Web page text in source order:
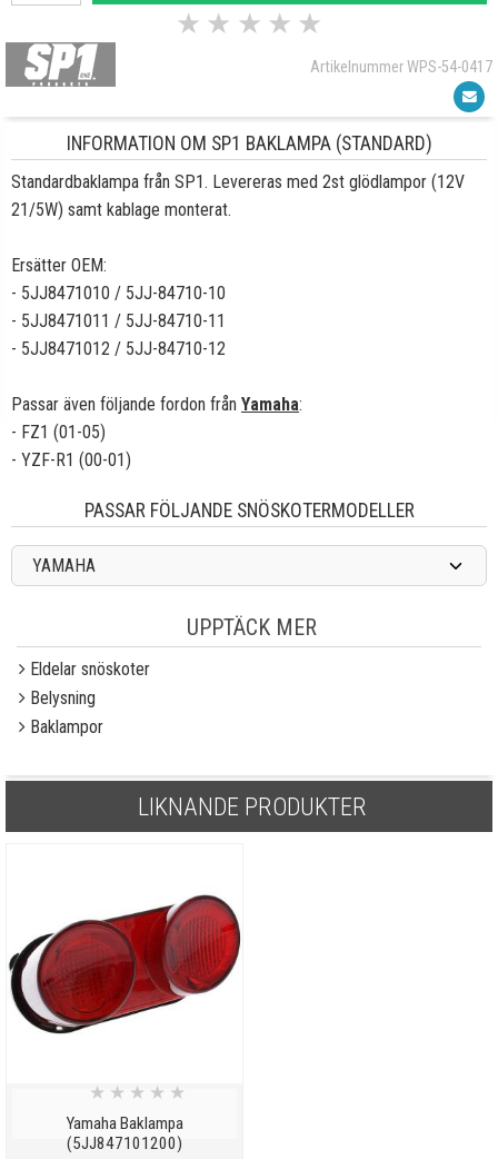
★ ★ ★ ★ ★
Artikelnummer WPS-54-0417
INFORMATION OM SP1 BAKLAMPA (STANDARD)
Standardbaklampa från SP1. Levereras med 2st glödlampor (12V
21/5W) samt kablage monterat.
Ersätter OEM:
- 5JJ8471010 / 5JJ-84710-10
- 5JJ8471011 / 5JJ-84710-11
- 5JJ8471012 / 5JJ-84710-12
Passar även följande fordon från Yamaha:
- FZ1 (01-05)
- YZF-R1 (00-01)
PASSAR FÖLJANDE SNÖSKOTERMODELLER
YAMAHA
UPPTÄCK MER
Eldelar snöskoter
Belysning
Baklampor
LIKNANDE PRODUKTER
Yamaha Baklampa
(5JJ847101200)
★ ★ ★ ★ ★